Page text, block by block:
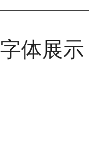
字体展示